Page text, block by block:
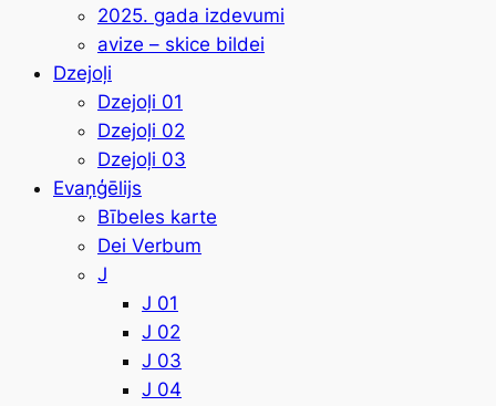
2025. gada izdevumi
avize – skice bildei
Dzejoļi
Dzejoļi 01
Dzejoļi 02
Dzejoļi 03
Evaņģēlijs
Bībeles karte
Dei Verbum
J
J 01
J 02
J 03
J 04